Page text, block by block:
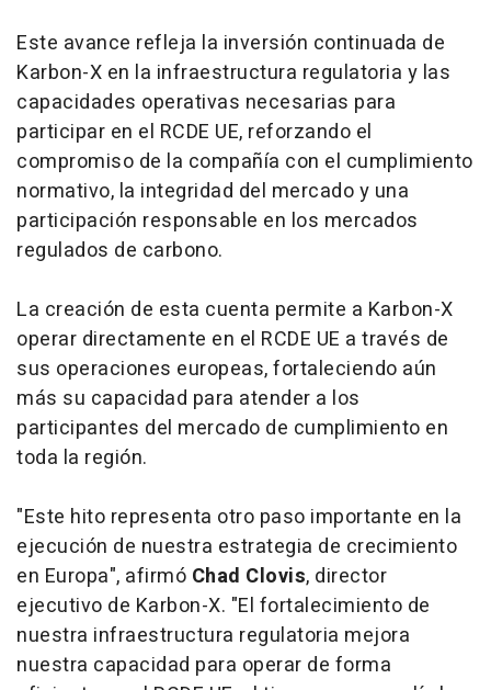
Este avance refleja la inversión continuada de
Karbon-X en la infraestructura regulatoria y las
capacidades operativas necesarias para
participar en el RCDE UE, reforzando el
compromiso de la compañía con el cumplimiento
normativo, la integridad del mercado y una
participación responsable en los mercados
regulados de carbono.
La creación de esta cuenta permite a Karbon-X
operar directamente en el RCDE UE a través de
sus operaciones europeas, fortaleciendo aún
más su capacidad para atender a los
participantes del mercado de cumplimiento en
toda la región.
"Este hito representa otro paso importante en la
ejecución de nuestra estrategia de crecimiento
en Europa", afirmó Chad Clovis, director
ejecutivo de Karbon-X. "El fortalecimiento de
nuestra infraestructura regulatoria mejora
nuestra capacidad para operar de forma